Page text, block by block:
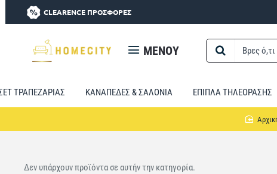
CLEARENCE ΠΡΟΣΦΟΡΕΣ
MENOY
Βρες
χρειαστείς...
ΤΡΑΠΕΖΑΡΙΑΣ ΚΑΝΑΠΕΔΕΣ & ΣΑΛΟΝΙΑ ΕΠΙΠΛΑ ΤΗΛΕΟΡΑΣΗΣ
Δεν υπάρχουν προϊόντα σε αυτήν την κατηγορία.